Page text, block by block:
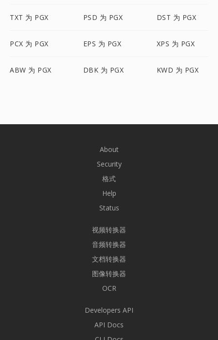
TXT 为 PGX PSD 为 PGX DST 为 PGX
PCX 为 PGX EPS 为 PGX XPS 为 PGX
ABW 为 PGX DBK 为 PGX KWD 为 PGX
About
Security
格式
Help
Status
视频转换器
音频转换器
文档转换器
图像转换器
OCR
Developers API
API Docs